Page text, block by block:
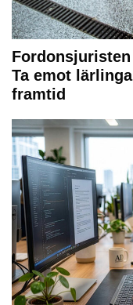
Ta emot
framtid